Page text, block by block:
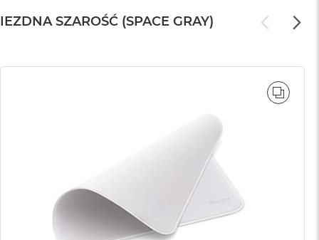
SZAROŚĆ (SPACE GRAY)